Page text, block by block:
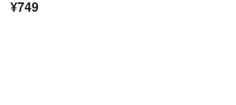
¥749